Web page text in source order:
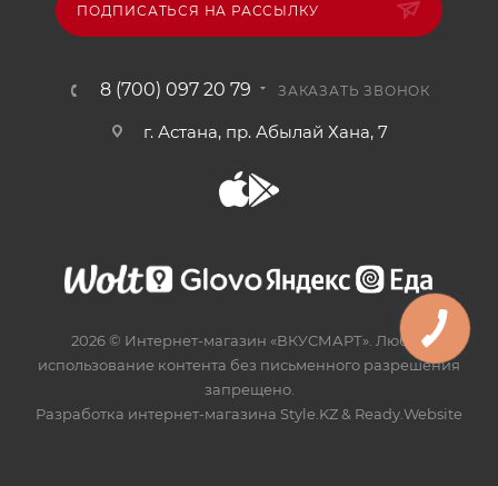
ПОДПИСАТЬСЯ НА РАССЫЛКУ
8 (700) 097 20 79 ЗАКАЗАТЬ ЗВОНОК
г. Астана, пр. Абылай Хана, 7
2026 © Интернет-магазин «ВКУСМАРТ». Любое
использование контента без письменного разрешения
запрещено.
Разработка интернет-магазина Style.KZ& Ready.Website